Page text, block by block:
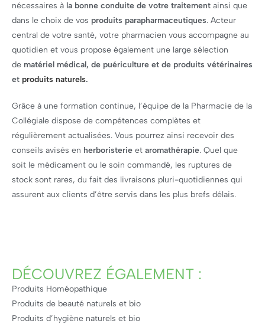
nécessaires à la bonne conduite de votre traitement ainsi que
dans le choix de vos produits parapharmaceutiques. Acteur
central de votre santé, votre pharmacien vous accompagne au
quotidien et vous propose également une large sélection
de matériel médical, de puériculture et de produits vétérinaires
et produits naturels.
Grâce à une formation continue, l’équipe de la Pharmacie de la
Collégiale dispose de compétences complètes et
régulièrement actualisées. Vous pourrez ainsi recevoir des
conseils avisés en herboristerie et aromathérapie. Quel que
soit le médicament ou le soin commandé, les ruptures de
stock sont rares, du fait des livraisons pluri-quotidiennes qui
assurent aux clients d’être servis dans les plus brefs délais.
DÉCOUVREZ ÉGALEMENT :
Produits Homéopathique
Produits de beauté naturels et bio
Produits d’hygiène naturels et bio